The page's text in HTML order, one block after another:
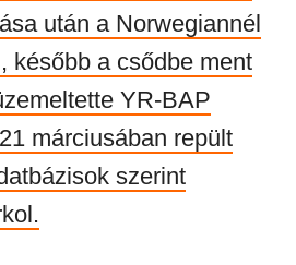
után a Norwegiannél
később a csődbe ment
YR-BAP
márciusában repült
szerint